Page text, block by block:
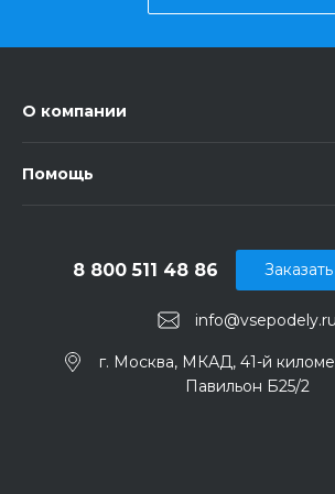
О компании
Помощь
info@vsepodely.ru
8 800 511 48 86
г. Москва, МКАД, 41-й
Павильон Б25/2